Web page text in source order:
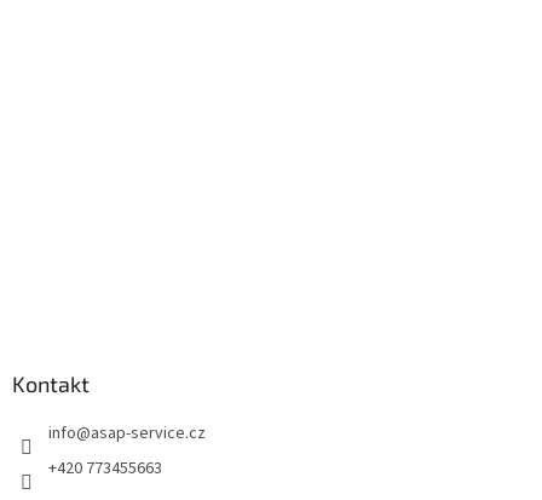
Kontakt
info@asap-service.cz
+420 773455663